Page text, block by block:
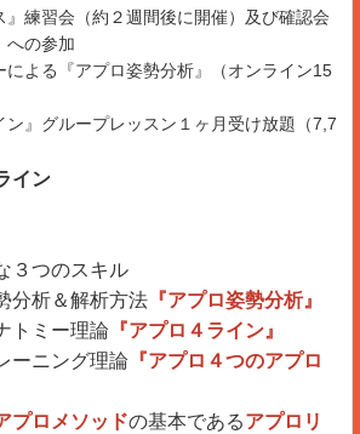
練習会（約２週間後に開催）及び確認会
への参加
よる『アプロ姿勢分析』
（オンライン15
』グループレッスン１ヶ月受け放題（7,7
イン
３つのスキル
分析＆解析方法 『アプロ姿勢分析』
トミー理論 『アプロ４ライン』
ーニング理論 『アプロ４つのアプロ
プロメソッドの基本であるアプロリ